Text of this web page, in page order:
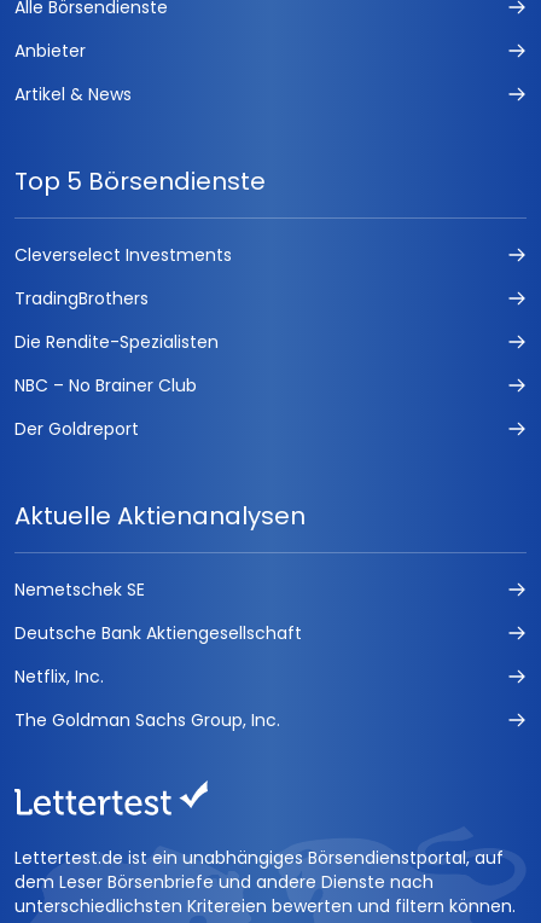
Alle Börsendienste
Anbieter
Artikel & News
Top 5 Börsendienste
Cleverselect Investments
TradingBrothers
Die Rendite-Spezialisten
NBC – No Brainer Club
Der Goldreport
Aktuelle Aktienanalysen
Nemetschek SE
Deutsche Bank Aktiengesellschaft
Netflix, Inc.
The Goldman Sachs Group, Inc.
Lettertest.de ist ein unabhängiges Börsendienstportal, auf
dem Leser Börsenbriefe und andere Dienste nach
unterschiedlichsten Kritereien bewerten und filtern können.